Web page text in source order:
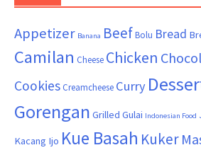
Appetizer Banana BeefBolu Bread
Camilan Cheese Chicken
Cookies Creamcheese Curry
Gorengan Grilled Gulai Indonesian Food
Kacang Ijo Kue Basah Kuker